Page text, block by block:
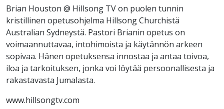
Brian Houston @ Hillsong TV on puolen tunnin
kristillinen opetusohjelma Hillsong Churchistä
Australian Sydneystä. Pastori Brianin opetus on
voimaannuttavaa, intohimoista ja käytännön arkeen
sopivaa. Hänen opetuksensa innostaa ja antaa toivoa,
iloa ja tarkoituksen, jonka voi löytää persoonallisesta ja
rakastavasta Jumalasta.
www.hillsongtv.com